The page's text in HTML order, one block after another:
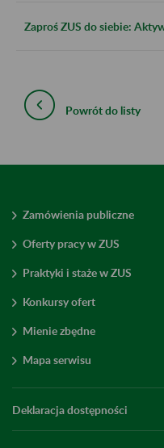
Zaproś ZUS do siebie:
Powrót do listy
Zamówienia publiczne
Oferty pracy w ZUS
Praktyki i staże w ZUS
Konkursy ofert
Mienie zbędne
Mapa serwisu
Deklaracja dostępności